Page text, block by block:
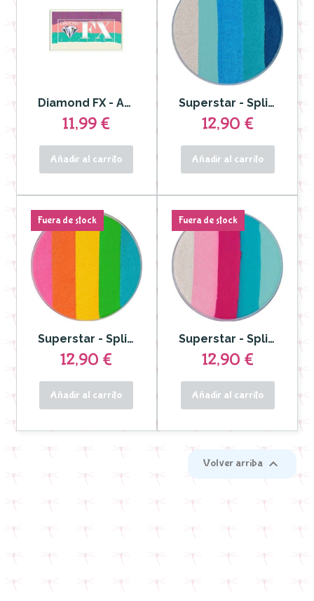
Diamond FX - Aquacolor Split Cake Twisted Pastels para Rostro y Cuerpo
11,99 €
Añadir al carrito
Superstar - Splitcake Dream Colours Ice 45gr
12,90 €
Añadir al carrito
Fuera de stock
Superstar - Split cake Dream Colours Carnaval Carnival 45g
12,90 €
Añadir al carrito
Fuera de stock
Superstar - Split cake Dream colours Icecream 45 gr
12,90 €
Añadir al carrito
Volver arriba 